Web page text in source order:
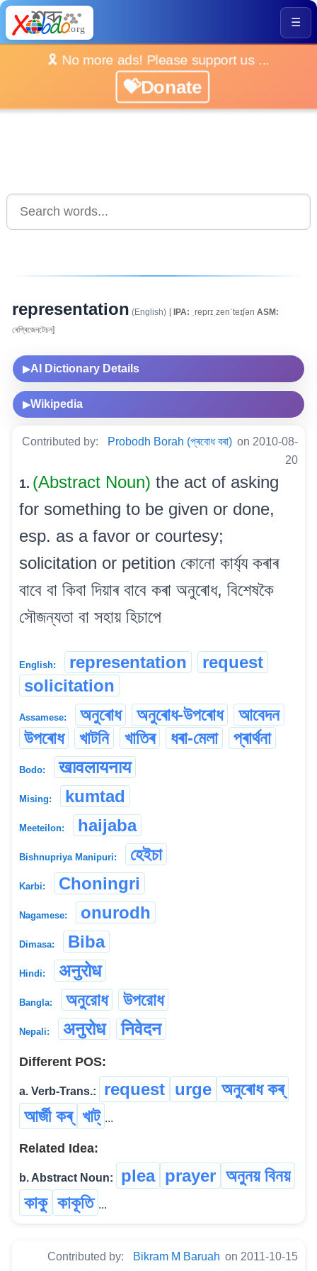
☰
🎗️ No more ads! Please support us ...
💝Donate
representation (English) [IPA: ˌreprɪˌzenˈteɪʃən ASM:
ৰেপ্ৰিজেনটেচন]
▶AI Dictionary Details
▶Wikipedia
Contributed by: Probodh Borah (প্ৰবোধ বৰা) on 2010-08-
20
1. (Abstract Noun) the act of asking
for something to be given or done,
esp. as a favor or courtesy;
solicitation or petition কোনো কাৰ্য্য কৰাৰ
বাবে বা কিবা দিয়াৰ বাবে কৰা অনুৰোধ, বিশেষকৈ
সৌজন্যতা বা সহায় হিচাপে
English: representation
request
solicitation
Assamese: অনুৰোধ অনুৰোধ-উপৰোধ
আবেদন
উপৰোধ
খাটনি খাতিৰ ধৰা-মেলা প্ৰাৰ্থনা
Bodo: खावलायनाय
Mising: kumtad
Meeteilon: haijaba
Bishnupriya Manipuri: হেইচা
Karbi: Choningri
Nagamese: onurodh
Dimasa: Biba
Hindi: अनुरोध
Bangla: অনুরোধ উপরোধ
Nepali: अनुरोध निवेदन
Different POS:
a. Verb-Trans.: request urge অনুৰোধ কৰ্
আৰ্জী কৰ্ খাট্ ...
Related Idea:
b. Abstract Noun: plea prayer অনুনয় বিনয়
কাকু কাকূতি ...
Contributed by: Bikram M Baruah on 2011-10-15